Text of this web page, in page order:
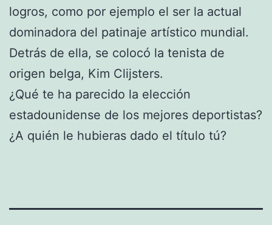
logros, como por ejemplo el ser la actual
dominadora del patinaje artístico mundial.
Detrás de ella, se colocó la tenista de
origen belga, Kim Clijsters.
¿Qué te ha parecido la elección
estadounidense de los mejores deportistas?
¿A quién le hubieras dado el título tú?